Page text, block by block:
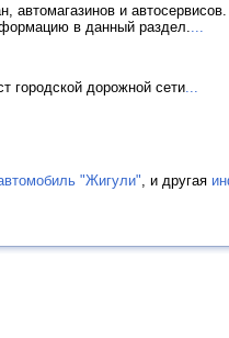
и
в данный раздел.
городской дорожной сети
"Жигули" , и другая